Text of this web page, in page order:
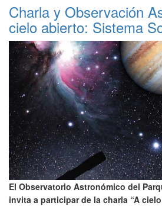
Charla y Observación
cielo abierto: Sistema
El Observatorio Astronómico del
invita a participar de la charla “A